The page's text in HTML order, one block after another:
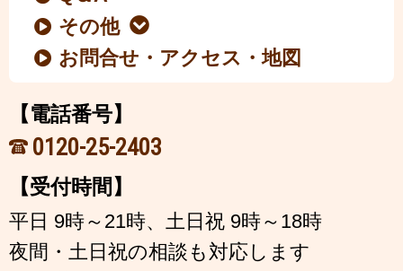
その他
お問合せ・アクセス・地図
【電話番号】
0120-25-2403
【受付時間】
平日 9時～21時、土日祝 9時～18時
夜間・土日祝の相談も対応します